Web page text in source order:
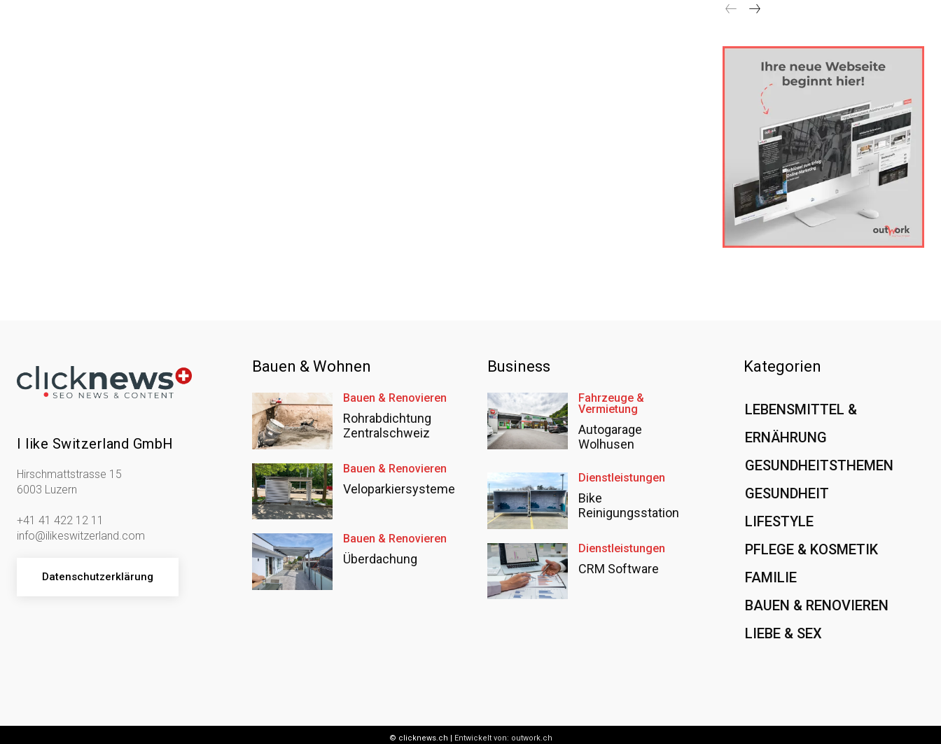
I like Switzerland GmbH
Hirschmattstrasse 15
6003 Luzern
+41 41 422 12 11
info@ilikeswitzerland.com
Datenschutzerklärung
Bauen & Wohnen
Bauen & Renovieren
Rohrabdichtung
Zentralschweiz
Bauen & Renovieren
Veloparkiersysteme
Bauen & Renovieren
Überdachung
Business
Fahrzeuge &
Vermietung
Autogarage
Wolhusen
Dienstleistungen
Bike
Reinigungsstation
Dienstleistungen
CRM Software
Kategorien
LEBENSMITTEL &
ERNÄHRUNG
GESUNDHEITSTHEMEN
GESUNDHEIT
LIFESTYLE
PFLEGE & KOSMETIK
FAMILIE
BAUEN & RENOVIEREN
LIEBE & SEX
© clicknews.ch | Entwickelt von: outwork.ch